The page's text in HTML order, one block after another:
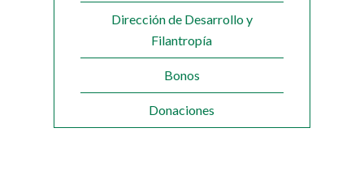
Dirección de Desarrollo y
Filantropía
Bonos
Donaciones